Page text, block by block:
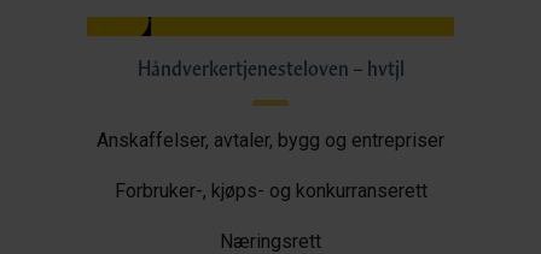
Håndverkertjenesteloven – hvtjl
Anskaffelser, avtaler, bygg og entrepriser
Forbruker-, kjøps- og konkurranserett
Næringsrett